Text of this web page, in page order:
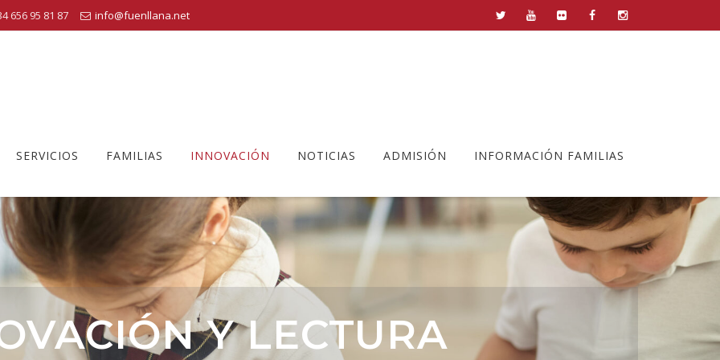
656 95 81 87 info@fuenllana.net
SERVICIOS FAMILIAS INNOVACIÓN NOTICIAS ADMISIÓN INFORMACIÓN FAMILIAS
Y LECTURA